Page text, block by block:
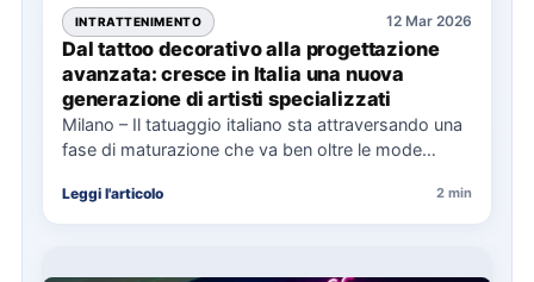
INTRATTENIMENTO 12 Mar 2026
Dal tattoo decorativo alla progettazione
avanzata: cresce in Italia una nuova
generazione di artisti specializzati
Milano – Il tatuaggio italiano sta attraversando una
fase di maturazione che va ben oltre le mode
Leggi l'articolo 2 min